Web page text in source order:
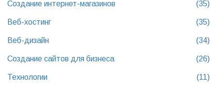
Создание интернет-магазинов (35)
Веб-хостинг (35)
Веб-дизайн (34)
Создание сайтов для бизнеса (26)
Технологии (11)